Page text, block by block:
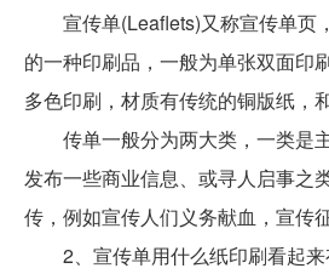
宣传单(Leaflets)又称宣传单页
的一种印刷品，一般为单张双面印
多色印刷，材质有传统的铜版纸，
传单一般分为两大类，一类是主
发布一些商业信息、或寻人启事之
传，例如宣传人们义务献血，宣传征
2、宣传单用什么纸印刷看起来